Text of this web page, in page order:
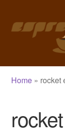
navigointiin
sisältöön
Etusivu
Ostoskori
Home» rocket